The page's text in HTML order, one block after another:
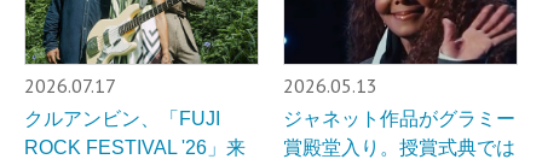
2026.07.17
クルアンビン、「FUJI
ROCK FESTIVAL '26」来
2026.05.13
ジャネット作品がグラミー
賞殿堂入り。授賞式典では